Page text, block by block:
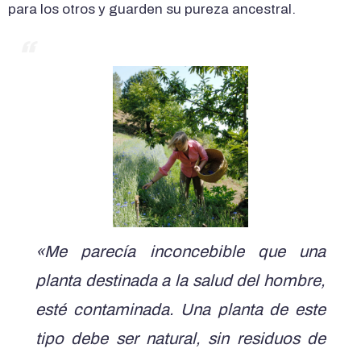
para los otros y guarden su pureza ancestral.
«Me parecía inconcebible que una
planta destinada a la salud del hombre,
esté contaminada. Una planta de este
tipo debe ser natural, sin residuos de